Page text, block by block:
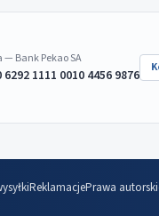
— Bank Pekao SA
6292 1111 0010 4456 9876
ReklamacjePrawa